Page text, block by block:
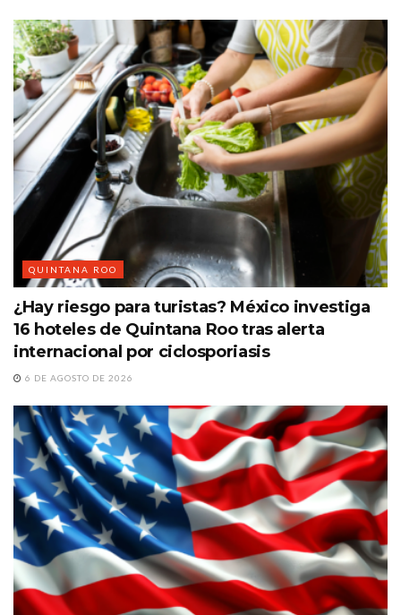
QUINTANA ROO
¿Hay riesgo para turistas? México investiga
16 hoteles de Quintana Roo tras alerta
internacional por ciclosporiasis
6 DE AGOSTO DE 2026